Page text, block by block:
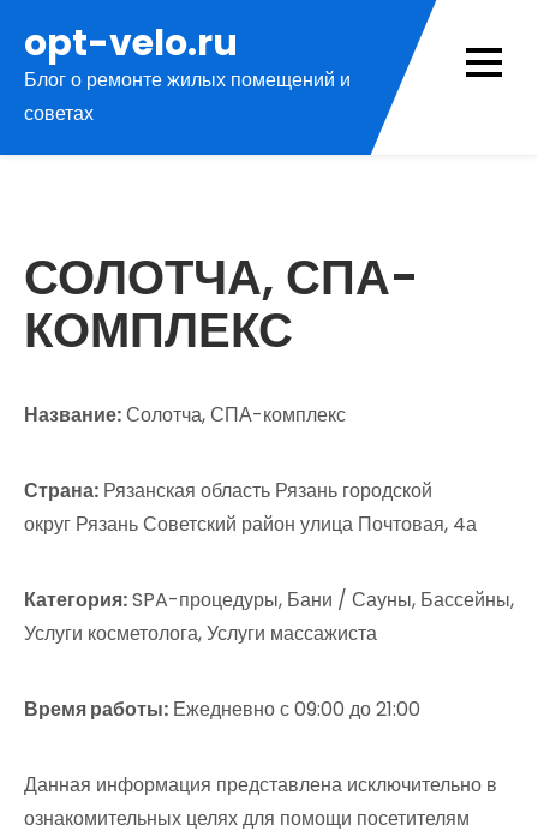
содержимому
opt-velo.ru
Блог о ремонте жилых помещений и
советах
СОЛОТЧА, СПА-
КОМПЛЕКС
Название:Солотча, СПА-комплекс
Страна: Рязанская область Рязань городской
округ Рязань Советский район улица Почтовая, 4а
Категория:SPA-процедуры, Бани / Сауны, Бассейны,
Услуги косметолога, Услуги массажиста
Время работы: Ежедневно с 09:00 до 21:00
Данная информация представлена исключительно в
ознакомительных целях для помощи посетителям